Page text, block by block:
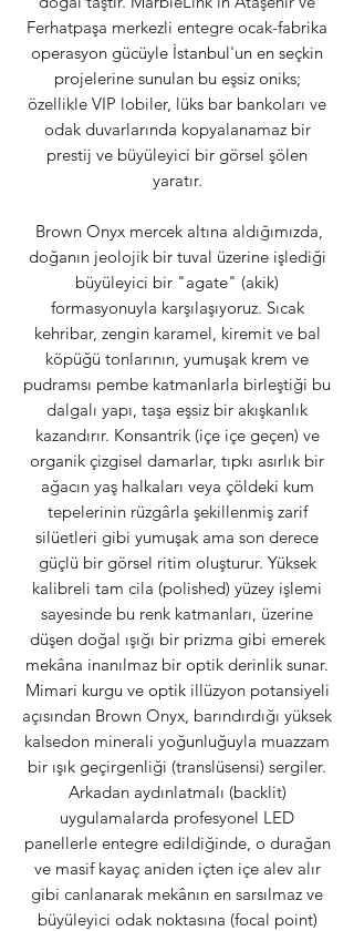
Ferhatpaşa merkezli entegre ocak-fabrika
operasyon gücüyle İstanbul'un en seçkin
projelerine sunulan bu eşsiz oniks;
özellikle VIP lobiler, lüks bar bankoları ve
odak duvarlarında kopyalanamaz bir
prestij ve büyüleyici bir görsel şölen
yaratır.
Brown Onyx mercek altına aldığımızda,
doğanın jeolojik bir tuval üzerine işlediği
büyüleyici bir "agate" (akik)
formasyonuyla karşılaşıyoruz. Sıcak
kehribar, zengin karamel, kiremit ve bal
köpüğü tonlarının, yumuşak krem ve
pudramsı pembe katmanlarla birleştiği bu
dalgalı yapı, taşa eşsiz bir akışkanlık
kazandırır. Konsantrik (içe içe geçen) ve
organik çizgisel damarlar, tıpkı asırlık bir
ağacın yaş halkaları veya çöldeki kum
tepelerinin rüzgârla şekillenmiş zarif
silüetleri gibi yumuşak ama son derece
güçlü bir görsel ritim oluşturur. Yüksek
kalibreli tam cila (polished) yüzey işlemi
sayesinde bu renk katmanları, üzerine
düşen doğal ışığı bir prizma gibi emerek
mekâna inanılmaz bir optik derinlik sunar.
Mimari kurgu ve optik illüzyon potansiyeli
açısından Brown Onyx, barındırdığı yüksek
kalsedon minerali yoğunluğuyla muazzam
bir ışık geçirgenliği (translüsensi) sergiler.
Arkadan aydınlatmalı (backlit)
uygulamalarda profesyonel LED
panellerle entegre edildiğinde, o durağan
ve masif kayaç aniden içten içe alev alır
gibi canlanarak mekânın en sarsılmaz ve
büyüleyici odak noktasına (focal point)